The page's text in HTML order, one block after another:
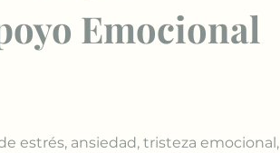
Emocional
estrés, ansiedad, tristeza emocional,